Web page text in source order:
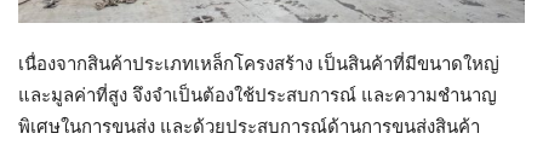
เนื่องจากสินค้าประเภทเหล็กโครงสร้าง เป็นสินค้าที่มีขนาดใหญ่
และมูลค่าที่สูง จึงจำเป็นต้องใช้ประสบการณ์ และความชำนาญ
พิเศษในการขนส่ง และด้วยประสบการณ์ด้านการขนส่งสินค้า